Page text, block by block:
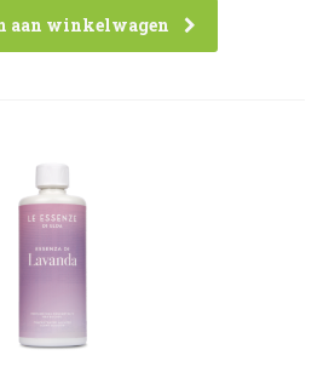
aan winkelwagen